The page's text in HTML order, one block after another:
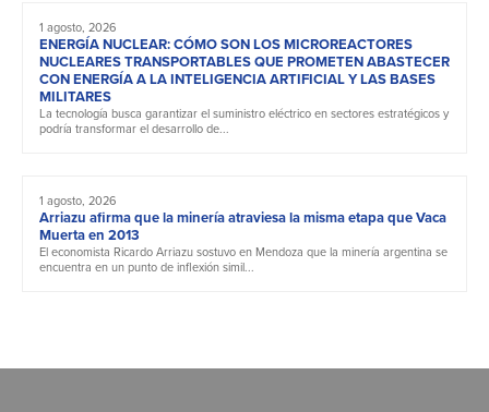
1 agosto, 2026
ENERGÍA NUCLEAR: CÓMO SON LOS MICROREACTORES
NUCLEARES TRANSPORTABLES QUE PROMETEN ABASTECER
CON ENERGÍA A LA INTELIGENCIA ARTIFICIAL Y LAS BASES
MILITARES
La tecnología busca garantizar el suministro eléctrico en sectores estratégicos y
podría transformar el desarrollo de...
1 agosto, 2026
Arriazu afirma que la minería atraviesa la misma etapa que Vaca
Muerta en 2013
El economista Ricardo Arriazu sostuvo en Mendoza que la minería argentina se
encuentra en un punto de inflexión simil...